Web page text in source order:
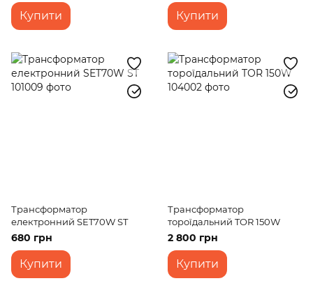
Купити Купити
Трансформатор
електронний SET70W ST
680 грн
Купити
Трансформатор
тороїдальний TOR 150W
2 800 грн
Купити